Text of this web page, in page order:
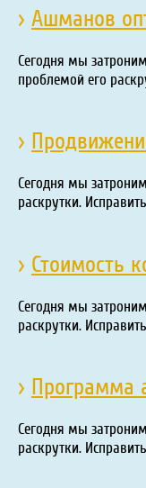
› Ашманов
Сегодня мы
проблемой его
›
Сегодня мы
раскрутки.
› Стоимость
Сегодня мы
раскрутки.
› Программа
Сегодня мы
раскрутки.